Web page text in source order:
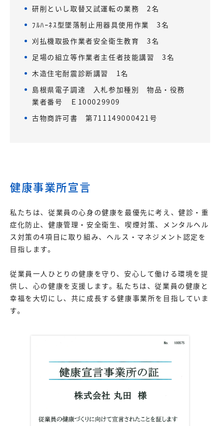
研削といし取替又試運転の業務 2名
ﾌﾙﾊｰﾈｽ型墜落制止用器具使用作業 3名
刈払機取扱作業者安全衛生教育 3名
足場の組立等作業者主任者技能講習 3名
木造住宅耐震診断講習 1名
島根県電子調達 入札参加種別 物品・役務
業者番号 Ｅ100029909
古物商許可書 第711149000421号
健康事業所宣言
私たちは、従業員の心身の健康を最優先に考え、健診・重
症化防止、健康管理・安全衛生、喫煙対策、メンタルヘル
ス対策の4項目に取り組み、ヘルス・マネジメント認定を
目指します。
従業員一人ひとりの健康を守り、安心して働ける環境を提
供し、心の健康を支援します。私たちは、従業員の健康と
幸福を大切にし、共に成長する健康事業所を目指していま
す。